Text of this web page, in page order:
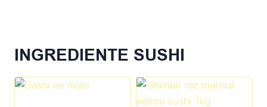
INGREDIENTE SUSHI